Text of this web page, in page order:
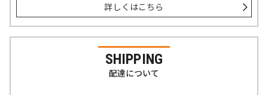
詳しくはこちら
SHIPPING
配達について